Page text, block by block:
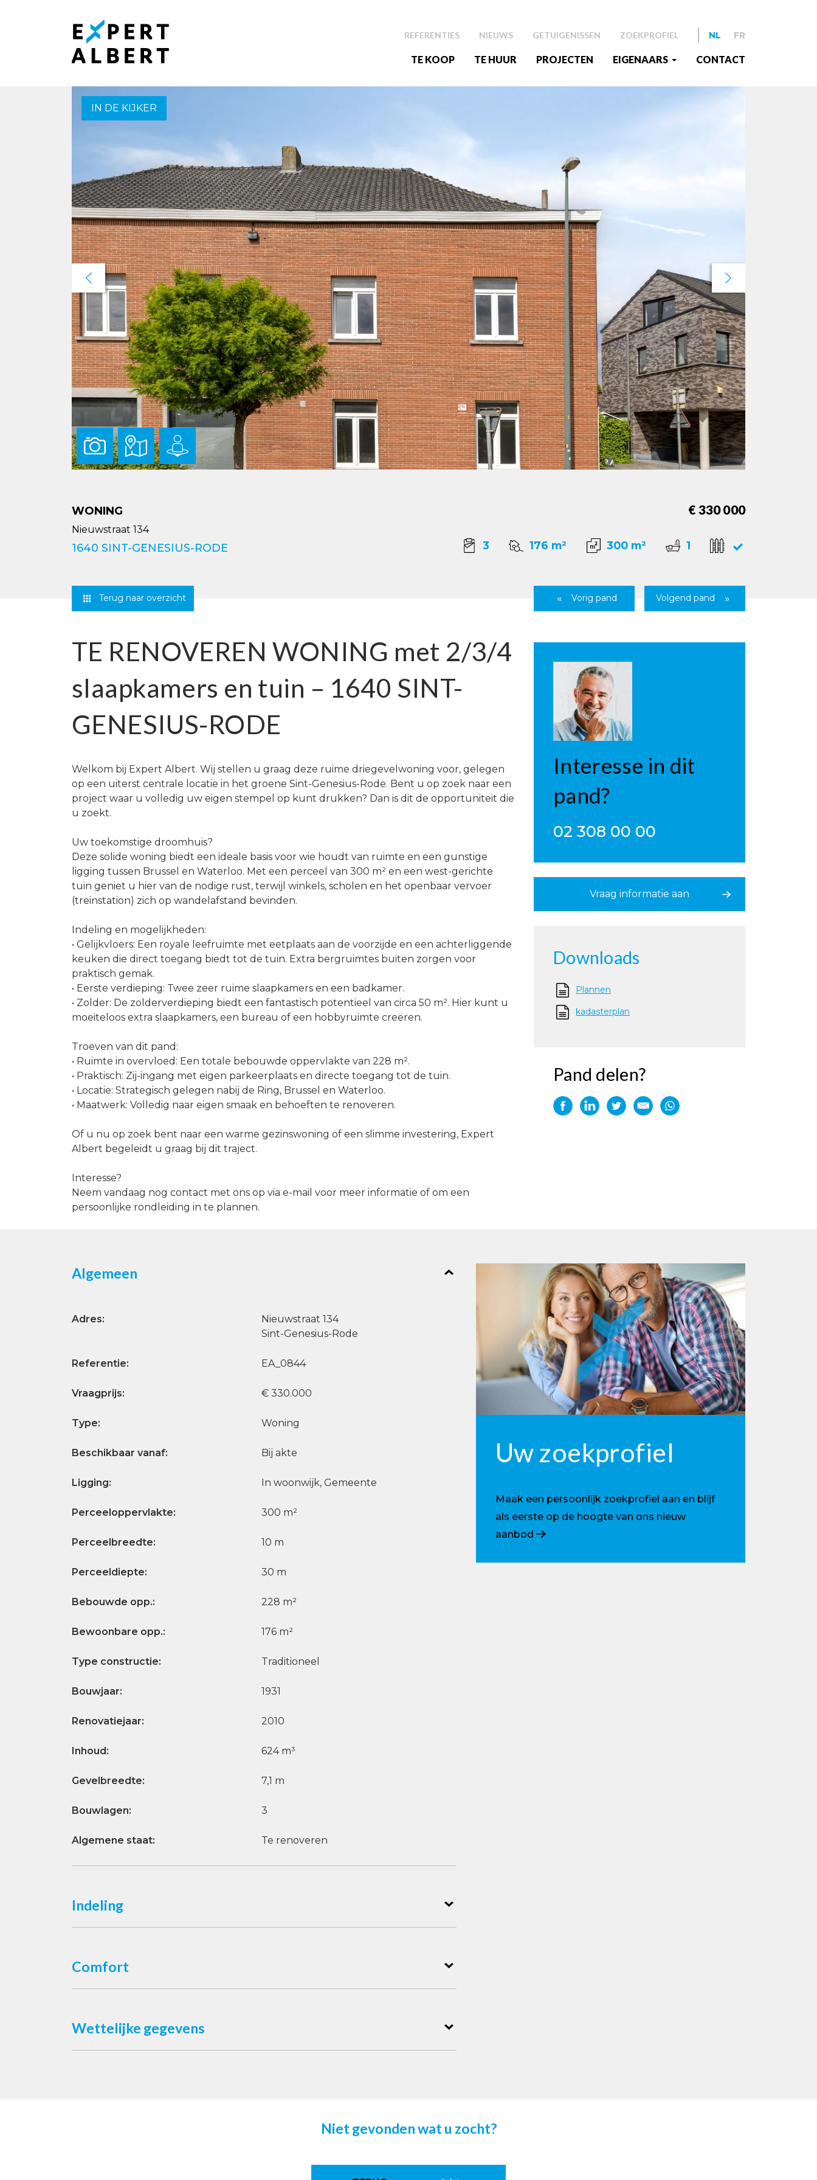
REFERENTIES NIEUWS GETUIGENISSEN ZOEKPROFIEL NL FR
TE KOOP TE HUUR PROJECTEN EIGENAARS CONTACT
Previous Next
IN DE KIJKER
WONING
Nieuwstraat 134
1640 SINT-GENESIUS-RODE
€ 330 000
3 176 m² 300 m² 1
Terug naar overzicht Vorig pand Volgend pand
TE RENOVEREN WONING met 2/3/4
slaapkamers en tuin – 1640 SINT-
GENESIUS-RODE
Welkom bij Expert Albert. Wij stellen u graag deze ruime driegevelwoning voor, gelegen
op een uiterst centrale locatie in het groene Sint-Genesius-Rode. Bent u op zoek naar een
project waar u volledig uw eigen stempel op kunt drukken? Dan is dit de opportuniteit die
u zoekt.
Uw toekomstige droomhuis?
Deze solide woning biedt een ideale basis voor wie houdt van ruimte en een gunstige
ligging tussen Brussel en Waterloo. Met een perceel van 300 m² en een west-gerichte
tuin geniet u hier van de nodige rust, terwijl winkels, scholen en het openbaar vervoer
(treinstation) zich op wandelafstand bevinden.
Indeling en mogelijkheden:
• Gelijkvloers: Een royale leefruimte met eetplaats aan de voorzijde en een achterliggende
keuken die direct toegang biedt tot de tuin. Extra bergruimtes buiten zorgen voor
praktisch gemak.
• Eerste verdieping: Twee zeer ruime slaapkamers en een badkamer.
• Zolder: De zolderverdieping biedt een fantastisch potentieel van circa 50 m². Hier kunt u
moeiteloos extra slaapkamers, een bureau of een hobbyruimte creëren.
Troeven van dit pand:
• Ruimte in overvloed: Een totale bebouwde oppervlakte van 228 m².
• Praktisch: Zij-ingang met eigen parkeerplaats en directe toegang tot de tuin.
• Locatie: Strategisch gelegen nabij de Ring, Brussel en Waterloo.
• Maatwerk: Volledig naar eigen smaak en behoeften te renoveren.
Of u nu op zoek bent naar een warme gezinswoning of een slimme investering, Expert
Albert begeleidt u graag bij dit traject.
Interesse?
Neem vandaag nog contact met ons op via e-mail voor meer informatie of om een
persoonlijke rondleiding in te plannen.
Pand delen?
Interesse in dit
pand?
Vraag informatie aan
02 308 00 00
Downloads
Plannen
kadasterplan
Algemeen
Adres:
Nieuwstraat 134
Sint-Genesius-Rode
Referentie: EA_0844
Vraagprijs: € 330.000
Type: Woning
Beschikbaar vanaf: Bij akte
Ligging: In woonwijk, Gemeente
Perceeloppervlakte: 300 m²
Perceelbreedte: 10 m
Perceeldiepte: 30 m
Bebouwde opp.: 228 m²
Bewoonbare opp.: 176 m²
Type constructie: Traditioneel
Bouwjaar: 1931
Renovatiejaar: 2010
Inhoud: 624 m³
Gevelbreedte: 7,1 m
Bouwlagen: 3
Algemene staat: Te renoveren
Indeling
Comfort
Wettelijke gegevens
Uw zoekprofiel
Maak een persoonlijk zoekprofiel aan en blijf
als eerste op de hoogte van ons nieuw
aanbod
Niet gevonden wat u zocht?